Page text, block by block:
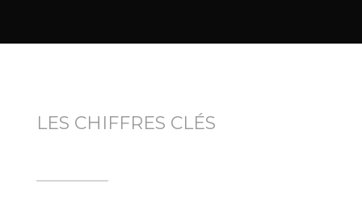
LES CHIFFRES CLÉS